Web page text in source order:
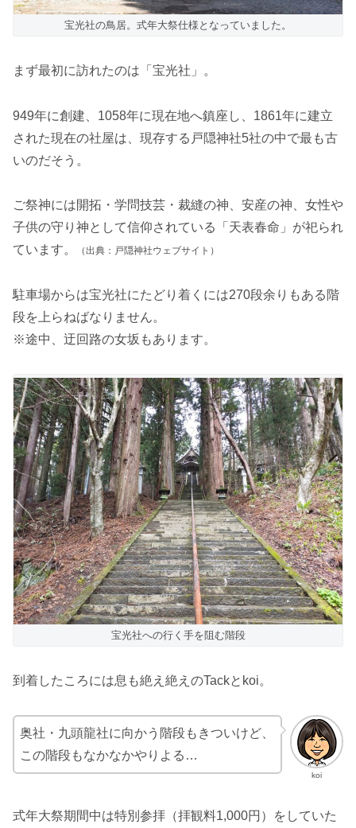
宝光社の鳥居。式年大祭仕様となっていました。
まず最初に訪れたのは「宝光社」。
949年に創建、1058年に現在地へ鎮座し、1861年に建立
された現在の社屋は、現存する戸隠神社5社の中で最も古
いのだそう。
ご祭神には開拓・学問技芸・裁縫の神、安産の神、女性や
子供の守り神として信仰されている「天表春命」が祀られ
ています。
（出典：戸隠神社ウェブサイト）
駐車場からは宝光社にたどり着くには270段余りもある階
段を上らねばなりません。
※途中、迂回路の女坂もあります。
宝光社への行く手を阻む階段
到着したころには息も絶え絶えのTackとkoi。
koi
奥社・九頭龍社に向かう階段もきついけど、
この階段もなかなかやりよる…
式年大祭期間中は特別参拝（拝観料1,000円）をしていた